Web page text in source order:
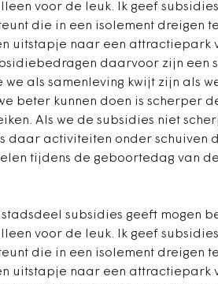
voor de leuk. Ik geef
die in een isolement dreigen
uitstapje naar een attractiepark
daarvoor zijn een
als samenleving kwijt zijn als
beter kunnen doen is scherper
Als we de subsidies niet
daar activiteiten onder schuiven
tijdens de geboortedag van de
subsidies geeft mogen
voor de leuk. Ik geef
die in een isolement dreigen
uitstapje naar een attractiepark